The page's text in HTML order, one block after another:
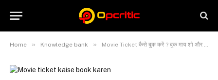
Home » Knowledge bank » Movie Ticket कैसे बुक करें ? बुक माय शो और फोनपे से टिकट बुक